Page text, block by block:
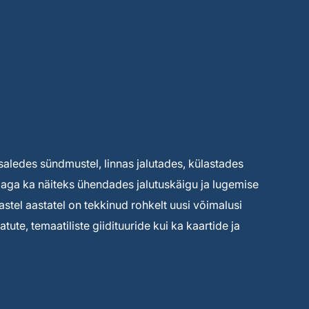
sündmustel, linnas jalutades, külastades
ka näiteks ühendades jalutuskäigu ja lugemise
aastatel on tekkinud rohkelt uusi võimalusi
temaatiliste giidituuride kui ka kaartide ja